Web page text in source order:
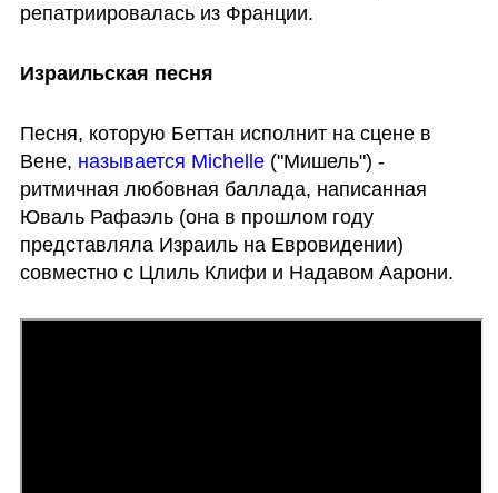
репатриировалась из Франции.
Израильская песня
Песня, которую Беттан исполнит на сцене в
Вене, называется Michelle ("Мишель") -
ритмичная любовная баллада, написанная
Юваль Рафаэль (она в прошлом году
представляла Израиль на Евровидении)
совместно с Цлиль Клифи и Надавом Аарони.